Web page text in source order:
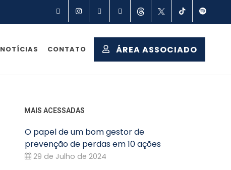
FacebookInstagramLinkedinYouTubeThreads TikTok
NOTÍCIAS CONTATO ÁREA ASSOCIADO
MAIS ACESSADAS
O papel de um bom gestor de
prevenção de perdas em 10 ações
29 de Julho de 2024